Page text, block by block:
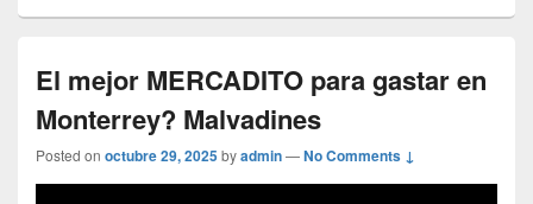
El mejor MERCADITO para gastar en
Monterrey? Malvadines
Posted on octubre 29, 2025byadmin—No Comments ↓